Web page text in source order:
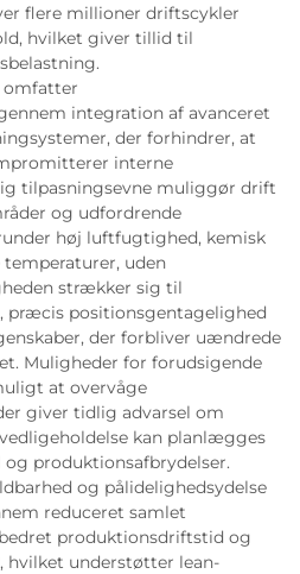
flere millioner driftscykler
hvilket giver tillid til
omfatter
integration af avanceret
der forhindrer, at
interne
tilpasningsevne muliggør drift
og udfordrende
høj luftfugtighed, kemisk
uden
strækker sig til
præcis positionsgentagelighed
der forbliver uændrede
Muligheder for forudsigende
at overvåge
giver tidlig advarsel om
kan planlægges
produktionsafbrydelser.
og pålidelighedsydelse
reduceret samlet
produktionsdriftstid og
understøtter lean-